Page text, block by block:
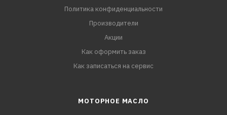
Политика конфиденциальности
Производители
Акции
Как оформить заказ
Как записаться на сервис
МОТОРНОЕ МАСЛО